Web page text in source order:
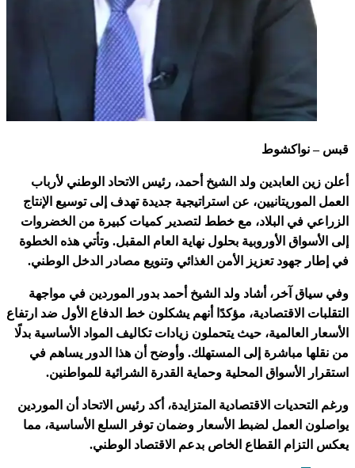
قبس – نواكشوط
أعلن زين العابدين ولد الشيخ أحمد، رئيس الاتحاد الوطني لأرباب
العمل الموريتانيين، عن استراتيجية جديدة تهدف إلى توسيع الإنتاج
الزراعي في البلاد، مع خطط لتصدير كميات كبيرة من الخضروات
إلى الأسواق الأوروبية بحلول نهاية العام المقبل. وتأتي هذه الخطوة
في إطار جهود تعزيز الأمن الغذائي وتنويع مصادر الدخل الوطني.
وفي سياق آخر، أشاد ولد الشيخ أحمد بدور الموردين في مواجهة
التقلبات الاقتصادية، مؤكدًا أنهم يشكلون خط الدفاع الأول ضد ارتفاع
الأسعار العالمية، حيث يتحملون زيادات تكاليف المواد الأساسية بدلًا
من نقلها مباشرة إلى المستهلك. وأوضح أن هذا الدور يساهم في
استقرار الأسواق المحلية وحماية القدرة الشرائية للمواطنين.
ورغم التحديات الاقتصادية المتزايدة، أكد رئيس الاتحاد أن الموردين
يواصلون العمل لضبط الأسعار وضمان توفر السلع الأساسية، مما
يعكس التزام القطاع الخاص بدعم الاقتصاد الوطني.